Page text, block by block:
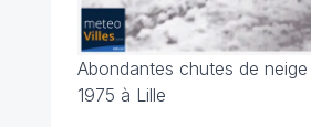
Abondantes chutes de neige
1975 à Lille